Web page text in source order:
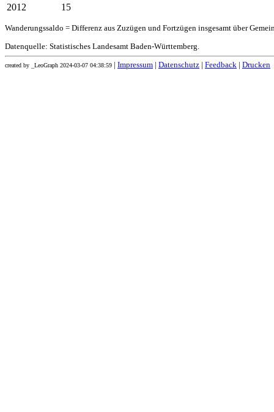
2012
15
Wanderungssaldo = Differenz aus Zuzügen und Fortzügen insgesamt über
Datenquelle: Statistisches Landesamt Baden-Württemberg.
created by _LeoGraph 2024-03-07 04:38:59 Impressum Datenschutz Feedback Drucken